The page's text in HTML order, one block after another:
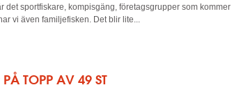
det sportfiskare, kompisgäng, företagsgrupper som kommer
vi även familjefisken. Det blir lite...
TOPP AV 49 ST